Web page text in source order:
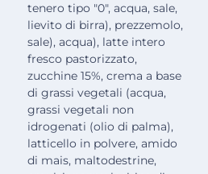
tenero tipo "0", acqua, sale,
lievito di birra), prezzemolo,
sale), acqua), latte intero
fresco pastorizzato,
zucchine 15%, crema a base
di grassi vegetali (acqua,
grassi vegetali non
idrogenati (olio di palma),
latticello in polvere, amido
di mais, maltodestrine,